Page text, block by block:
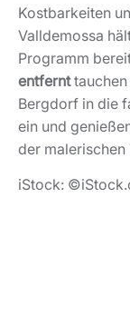
Kostbarkeiten
Valldemossa
Programm
entfernttauchen
Bergdorf in die
ein und
der malerischen
iStock: